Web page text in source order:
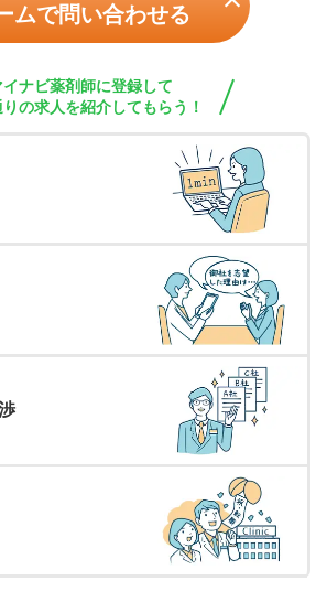
ムで問い合わせる
イナビ薬剤師に登録して
の求人を紹介してもらう！